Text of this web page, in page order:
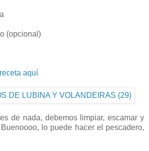
(opcional)
aquí
de nada, debemos limpiar, escamar y
lo puede hacer el pescadero,